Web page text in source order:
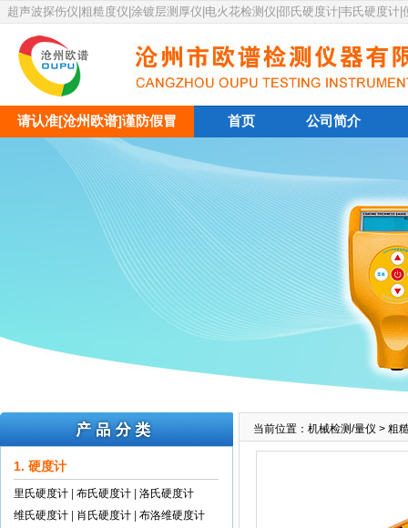
超声波探伤仪|粗糙度仪|涂镀层测厚仪|电火花检测仪|邵氏硬度计|韦氏硬度计|
请认准[沧州欧谱]谨防假冒 首页 公司简介
1. 硬度计
里氏硬度计 布氏硬度计
洛氏硬度计
维氏硬度计
肖氏硬度计
布洛维硬度计
当前位置： 机械检测/量仪 > 粗